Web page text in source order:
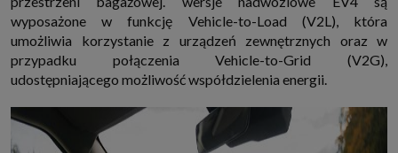
wyposażone w funkcję Vehicle-to-Load (V2L), która
umożliwia korzystanie z urządzeń zewnętrznych oraz w
przypadku połączenia Vehicle-to-Grid (V2G),
udostępniającego możliwość współdzielenia energii.